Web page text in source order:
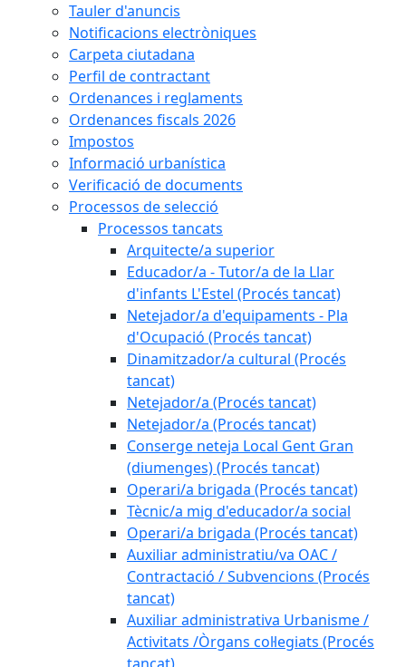
Tauler d'anuncis
Notificacions electròniques
Carpeta ciutadana
Perfil de contractant
Ordenances i reglaments
Ordenances fiscals 2026
Impostos
Informació urbanística
Verificació de documents
Processos de selecció
Processos tancats
Arquitecte/a superior
Educador/a - Tutor/a de la Llar
d'infants L'Estel (Procés tancat)
Netejador/a d'equipaments - Pla
d'Ocupació (Procés tancat)
Dinamitzador/a cultural (Procés
tancat)
Netejador/a (Procés tancat)
Netejador/a (Procés tancat)
Conserge neteja Local Gent Gran
(diumenges) (Procés tancat)
Operari/a brigada (Procés tancat)
Tècnic/a mig d'educador/a social
Operari/a brigada (Procés tancat)
Auxiliar administratiu/va OAC /
Contractació / Subvencions (Procés
tancat)
Auxiliar administrativa Urbanisme /
Activitats /Òrgans col·legiats (Procés